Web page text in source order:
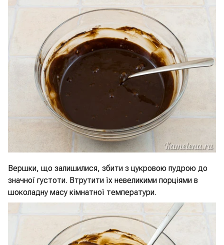
Вершки, що залишилися, збити з цукровою пудрою до
значної густоти. Втрутити їх невеликими порціями в
шоколадну масу кімнатної температури.